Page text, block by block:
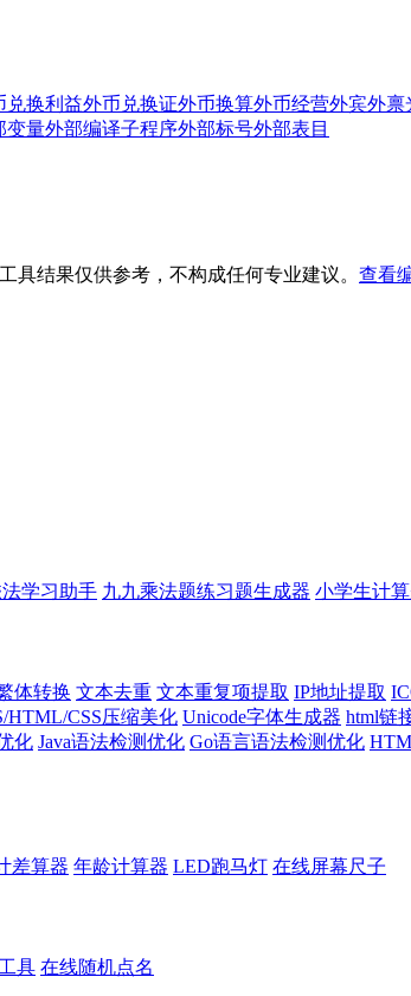
兑换利益外币兑换证外币换算外币经营外宾外禀
变量外部编译子程序外部标号外部表目
结果仅供参考，不构成任何专业建议。 查看
学习助手 九九乘法题练习题生成器 小学生计
体转换 文本去重 文本重复项提取 IP地址提取
HTML/CSS压缩美化 Unicode字体生成器 html链
化 Java语法检测优化 Go语言语法检测优化
差算器 年龄计算器 LED跑马灯 在线屏幕尺子
具 在线随机点名